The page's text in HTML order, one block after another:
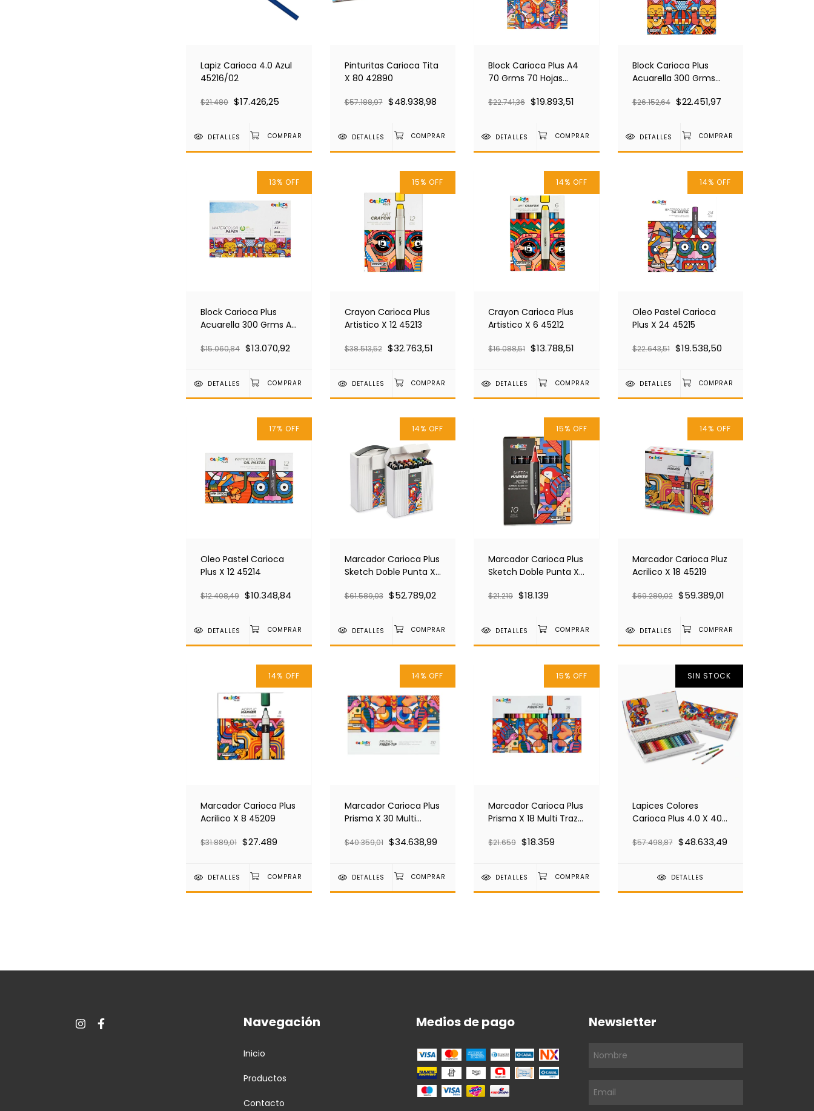
Lapiz Carioca 4.0 Azul
45216/02
$21.480 $17.426,25
DETALLES
Pinturitas Carioca Tita
X 80 42890
$57.188,97 $48.938,98
DETALLES
Block Carioca Plus A4
70 Grms 70 Hojas
$22.741,36 $19.893,51
DETALLES
Block Carioca Plus
Acuarella 300 Grms
$26.152,64 $22.451,97
DETALLES
13% OFF
Block Carioca Plus
Acuarella 300 Grms A5
$15.060,84 $13.070,92
DETALLES
15% OFF
Crayon Carioca Plus
Artistico X 12 45213
$38.513,52 $32.763,51
DETALLES
14% OFF
Crayon Carioca Plus
Artistico X 6 45212
$16.088,51 $13.788,51
DETALLES
14% OFF
Oleo Pastel Carioca
Plus X 24 45215
$22.643,51 $19.538,50
DETALLES
17% OFF
Oleo Pastel Carioca
Plus X 12 45214
$12.408,49 $10.348,84
DETALLES
14% OFF
Marcador Carioca Plus
Sketch Doble Punta X
$61.589,03 $52.789,02
DETALLES
15% OFF
Marcador Carioca Plus
Sketch Doble Punta X
$21.219 $18.139
DETALLES
14% OFF
Marcador Carioca Pluz
Acrilico X 18 45219
$69.289,02 $59.389,01
DETALLES
14% OFF
Marcador Carioca Plus
Acrilico X 8 45209
$31.889,01 $27.489
DETALLES
14% OFF
Marcador Carioca Plus
Prisma X 30 Multi
$40.359,01 $34.638,99
DETALLES
15% OFF
Marcador Carioca Plus
Prisma X 18 Multi Trazo
$21.659 $18.359
DETALLES
SIN STOCK
Lapices Colores
Carioca Plus 4.0 X 40
$57.498,87 $48.633,49
DETALLES
Navegación
Inicio
Productos
Contacto
Medios de pago Newsletter